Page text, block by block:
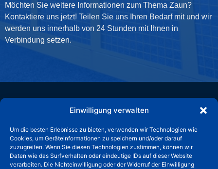
Einwilligung verwalten
Um die besten Erlebnisse zu bieten, verwenden wir Technologien wie
Cookies, um Geräteinformationen zu speichern und/oder darauf
zuzugreifen. Wenn Sie diesen Technologien zustimmen, können wir
Daten wie das Surfverhalten oder eindeutige IDs auf dieser Website
verarbeiten. Die Nichteinwilligung oder der Widerruf der Einwilligung
Möchten Sie weitere Informationen zum Thema Zaun?
Kontaktiere uns jetzt! Teilen Sie uns Ihren Bedarf mit und wir
werden uns innerhalb von 24 Stunden mit Ihnen in
Verbindung setzen.